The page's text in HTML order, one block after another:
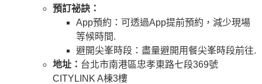
預訂祕訣：
App預約：可透過App提前預約，減少現場
等候時間.
避開尖峯時段：盡量避開用餐尖峯時段前往.
地址： 台北市南港區忠孝東路七段369號
CITYLINK A棟3樓